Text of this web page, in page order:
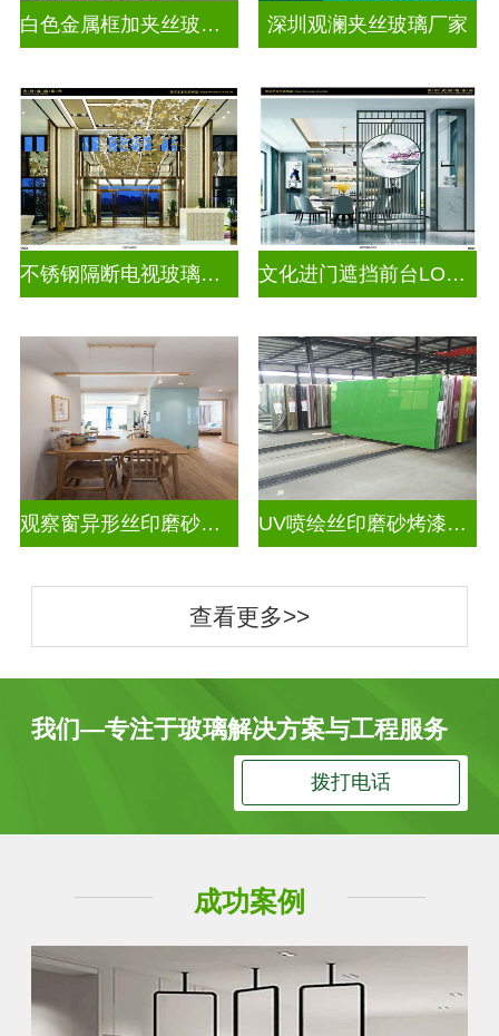
白色金属框加夹丝玻璃怎么安装 深圳观澜夹丝玻璃厂家
不锈钢隔断电视玻璃背景墙 文化进门遮挡前台LOGO玻璃背景墙
观察窗异形丝印磨砂烤漆玻璃 UV喷绘丝印磨砂烤漆玻璃
查看更多>>
我们—专注于玻璃解决方案与工程服务
拨打电话
成功案例